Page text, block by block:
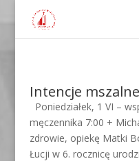
Intencje
Poniedziałek, 1 VI –
męczennika 7:00 +
zdrowie, opiekę Matki
Łucji w 6. rocznicę